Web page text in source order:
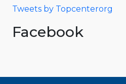
Tweets by Topcenterorg
Facebook